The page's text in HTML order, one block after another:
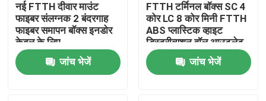
नई FTTH दीवार माउंट
फाइबर संलग्नक 2 बंदरगाह
फाइबर समापन बॉक्स इनडोर
केबल के लिए
जांच भेजें
FTTH टर्मिनल बॉक्स SC 4
कोर LC 8 कोर मिनी FTTH
ABS प्लास्टिक व्हाइट
डिस्ट्रीब्यूशन वॉल आउटलेट
फेसप्लेट
जांच भेजें